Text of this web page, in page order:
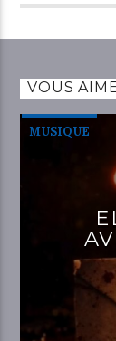
VOUS
MUSIQUE